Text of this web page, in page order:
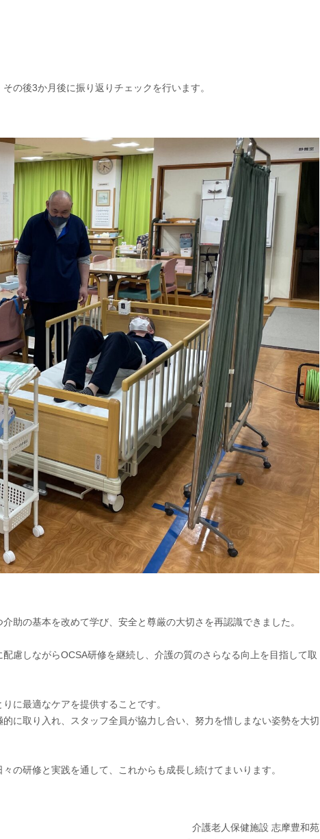
の後3か月後に振り返りチェックを行います。
助の基本を改めて学び、安全と尊厳の大切さを再認識できました。
慮しながらOCSA研修を継続し、介護の質のさらなる向上を目指して取
に最適なケアを提供することです。
に取り入れ、スタッフ全員が協力し合い、努力を惜しまない姿勢を大切
の研修と実践を通して、これからも成長し続けてまいります。
介護老人保健施設 志摩豊和苑